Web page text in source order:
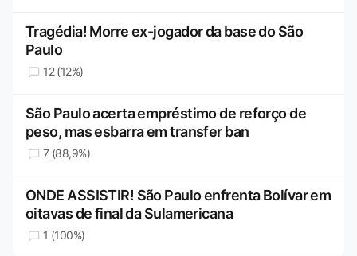
Tragédia! Morre ex-jogador da base do São
Paulo
12 (12%)
São Paulo acerta empréstimo de reforço de
peso, mas esbarra em transfer ban
7 (88,9%)
ONDE ASSISTIR! São Paulo enfrenta Bolívar em
oitavas de final da Sulamericana
1 (100%)